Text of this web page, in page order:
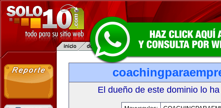
El dueño de este dominio lo